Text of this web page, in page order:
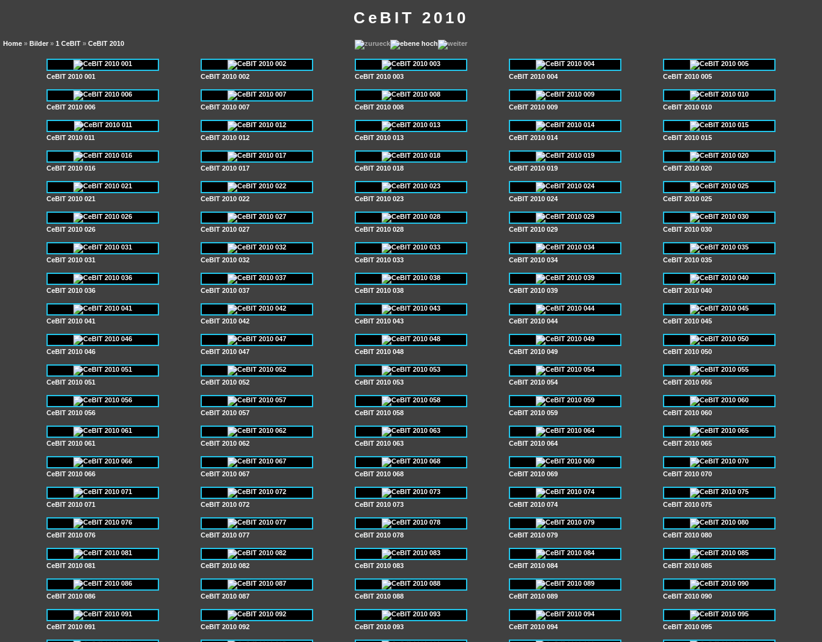
CeBIT 2010
Home » Bilder » 1 CeBIT » CeBIT 2010
CeBIT 2010 001 CeBIT 2010 002 CeBIT 2010 003 CeBIT 2010 004 CeBIT 2010 005
CeBIT 2010 006 CeBIT 2010 007 CeBIT 2010 008 CeBIT 2010 009 CeBIT 2010 010
CeBIT 2010 011 CeBIT 2010 012 CeBIT 2010 013 CeBIT 2010 014 CeBIT 2010 015
CeBIT 2010 016 CeBIT 2010 017 CeBIT 2010 018 CeBIT 2010 019 CeBIT 2010 020
CeBIT 2010 021 CeBIT 2010 022 CeBIT 2010 023 CeBIT 2010 024 CeBIT 2010 025
CeBIT 2010 026 CeBIT 2010 027 CeBIT 2010 028 CeBIT 2010 029 CeBIT 2010 030
CeBIT 2010 031 CeBIT 2010 032 CeBIT 2010 033 CeBIT 2010 034 CeBIT 2010 035
CeBIT 2010 036 CeBIT 2010 037 CeBIT 2010 038 CeBIT 2010 039 CeBIT 2010 040
CeBIT 2010 041 CeBIT 2010 042 CeBIT 2010 043 CeBIT 2010 044 CeBIT 2010 045
CeBIT 2010 046 CeBIT 2010 047 CeBIT 2010 048 CeBIT 2010 049 CeBIT 2010 050
CeBIT 2010 051 CeBIT 2010 052 CeBIT 2010 053 CeBIT 2010 054 CeBIT 2010 055
CeBIT 2010 056 CeBIT 2010 057 CeBIT 2010 058 CeBIT 2010 059 CeBIT 2010 060
CeBIT 2010 061 CeBIT 2010 062 CeBIT 2010 063 CeBIT 2010 064 CeBIT 2010 065
CeBIT 2010 066 CeBIT 2010 067 CeBIT 2010 068 CeBIT 2010 069 CeBIT 2010 070
CeBIT 2010 071 CeBIT 2010 072 CeBIT 2010 073 CeBIT 2010 074 CeBIT 2010 075
CeBIT 2010 076 CeBIT 2010 077 CeBIT 2010 078 CeBIT 2010 079 CeBIT 2010 080
CeBIT 2010 081 CeBIT 2010 082 CeBIT 2010 083 CeBIT 2010 084 CeBIT 2010 085
CeBIT 2010 086 CeBIT 2010 087 CeBIT 2010 088 CeBIT 2010 089 CeBIT 2010 090
CeBIT 2010 091 CeBIT 2010 092 CeBIT 2010 093 CeBIT 2010 094 CeBIT 2010 095